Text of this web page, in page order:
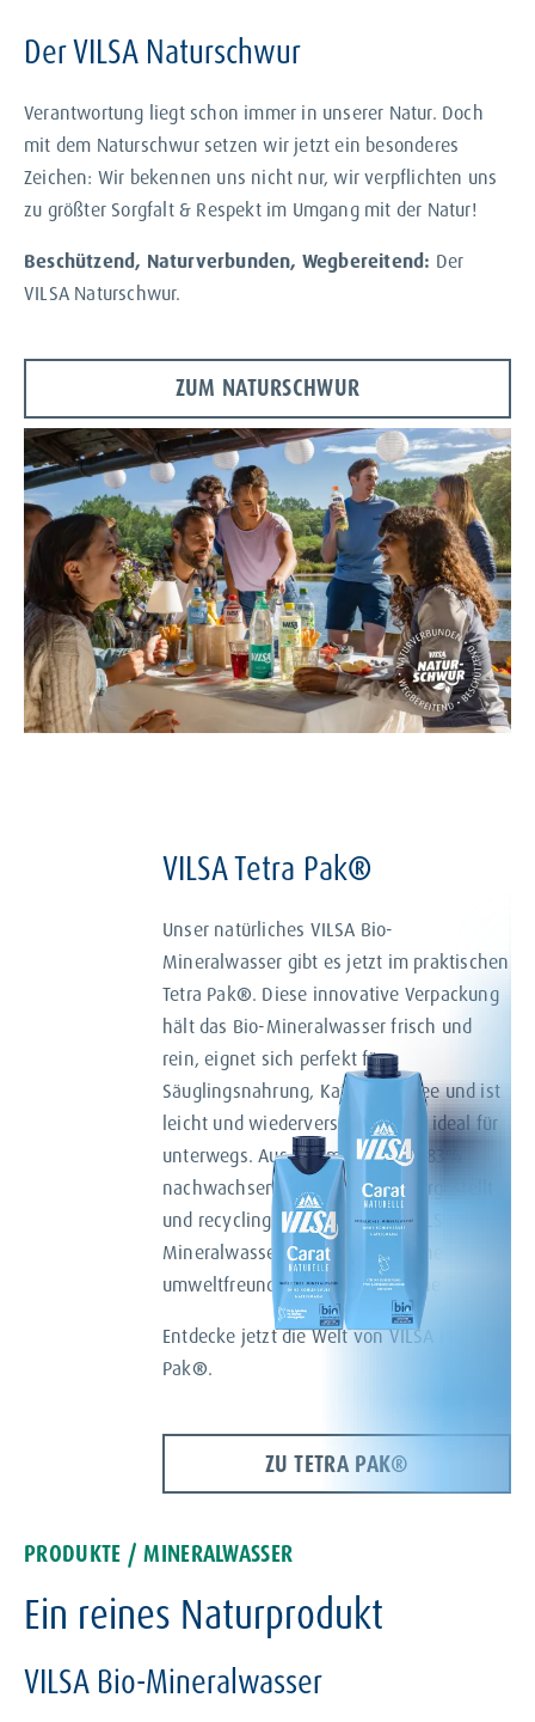
Der VILSA Naturschwur
Verantwortung liegt schon immer in unserer Natur. Doch
mit dem Naturschwur setzen wir jetzt ein besonderes
Zeichen: Wir bekennen uns nicht nur, wir verpflichten uns
zu größter Sorgfalt & Respekt im Umgang mit der Natur!
Beschützend, Naturverbunden, Wegbereitend: Der
VILSA Naturschwur.
ZUM NATURSCHWUR
VILSA Tetra Pak®
Unser natürliches VILSA Bio-
Mineralwasser gibt es jetzt im praktischen
Tetra Pak®. Diese innovative Verpackung
hält das Bio-Mineralwasser frisch und
rein, eignet sich perfekt für
Säuglingsnahrung, Kaffee und Tee und ist
leicht und wiederverschließbar – ideal für
unterwegs. Aus aus mindestens 83%
nachwachsenden Rohstoffen hergestellt
und recyclingfähig, bietet das VILSA Bio-
Mineralwasser im Tetra Pak®
umweltfreundliche und praktische Lösung.
Entdecke jetzt die Welt von VILSA im Tetra
Pak®.
ZU TETRA PAK®
PRODUKTE / MINERALWASSER
Ein reines Naturprodukt
VILSA Bio-Mineralwasser